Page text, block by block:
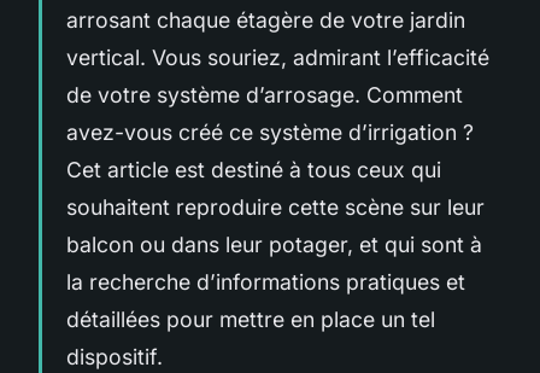
arrosant chaque étagère de votre jardin
vertical. Vous souriez, admirant l’efficacité
de votre système d’arrosage. Comment
avez-vous créé ce système d’irrigation ?
Cet article est destiné à tous ceux qui
souhaitent reproduire cette scène sur leur
balcon ou dans leur potager, et qui sont à
la recherche d’informations pratiques et
détaillées pour mettre en place un tel
dispositif.